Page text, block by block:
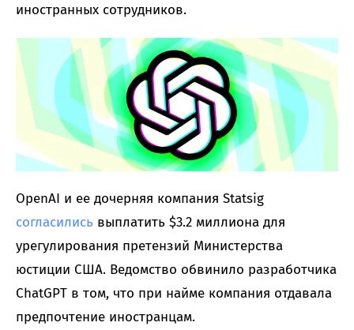
иностранных сотрудников.
OpenAI и ее дочерняя компания Statsig
согласились выплатить $3.2 миллиона для
урегулирования претензий Министерства
юстиции США. Ведомство обвинило разработчика
ChatGPT в том, что при найме компания отдавала
предпочтение иностранцам.